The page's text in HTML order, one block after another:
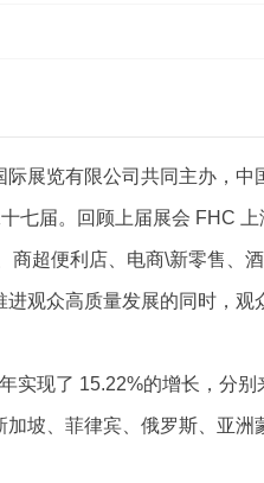
展览有限公司共同主办，
七届。回顾上届展会 FHC
商超便利店、电商\新零售、
观众高质量发展的同时，
实现了 15.22%的增长，分
坡、菲律宾、俄罗斯、亚